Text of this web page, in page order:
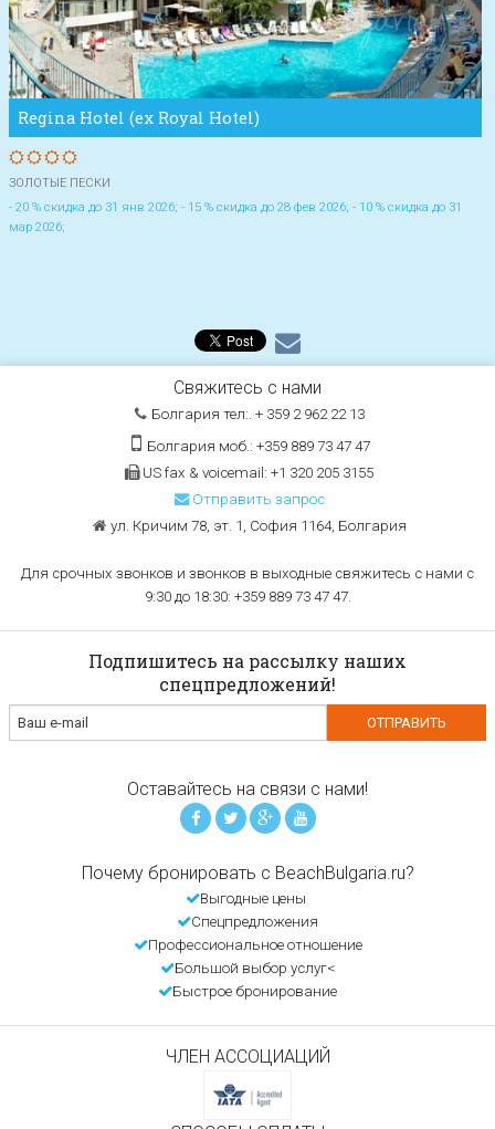
Regina Hotel (ex Royal Hotel)
ЗОЛОТЫЕ ПЕСКИ
- 20 % скидка до 31 янв 2026; - 15 % скидка до 28 фев 2026; - 10 % скидка до 31
мар 2026;
Свяжитесь с нами
Болгария тел:. + 359 2 962 22 13
Болгария моб.: +359 889 73 47 47
US fax & voicemail: +1 320 205 3155
Отправить запрос
ул. Кричим 78, эт. 1, София 1164, Болгария
Для срочных звонков и звонков в выходные свяжитесь с нами с
9:30 до 18:30: +359 889 73 47 47.
Подпишитесь на рассылку наших
спецпредложений!
Оставайтесь на связи с нами!
Почему бронировать с BeachBulgaria.ru?
Выгодные цены
Спецпредложения
Профессиональное отношение
Большой выбор услуг<
Быстрое бронирование
ЧЛЕН АССОЦИАЦИЙ